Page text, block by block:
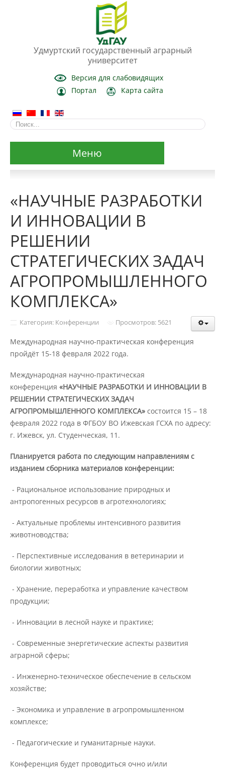
Удмуртский государственный аграрный
университет
Версия для слабовидящих
Портал
Карта сайта
Меню
Основные сведения
Структура и органы управления
образовательной организацией
Документы
Образовательные стандарты и
Образование
Руководство
Педагогический состав
Материально-техническое
обеспечение и оснащенность
образовательного процесса
Стипендии и меры поддержки
деятельность
Вакантные места для приёма
образовательной организации
«НАУЧНЫЕ РАЗРАБОТКИ
И ИННОВАЦИИ В
РЕШЕНИИ
СТРАТЕГИЧЕСКИХ ЗАДАЧ
АГРОПРОМЫШЛЕННОГО
КОМПЛЕКСА»
Категория: Конференции Просмотров: 5621
Международная научно-практическая конференция
пройдёт 15-18 февраля 2022 года.
Международная научно-практическая
конференция «НАУЧНЫЕ РАЗРАБОТКИ И ИННОВАЦИИ В
РЕШЕНИИ СТРАТЕГИЧЕСКИХ ЗАДАЧ
АГРОПРОМЫШЛЕННОГО КОМПЛЕКСА» состоится 15 – 18
февраля 2022 года в ФГБОУ ВО Ижевская ГСХА по адресу:
г. Ижевск, ул. Студенческая, 11.
Планируется работа по следующим направлениям с
изданием сборника материалов конференции:
- Рациональное использование природных и
антропогенных ресурсов в агротехнологиях;
- Актуальные проблемы интенсивного развития
животноводства;
- Перспективные исследования в ветеринарии и
биологии животных;
- Хранение, переработка и управление качеством
продукции;
- Инновации в лесной науке и практике;
- Современные энергетические аспекты развития
аграрной сферы;
- Инженерно-техническое обеспечение в сельском
хозяйстве;
- Экономика и управление в агропромышленном
комплексе;
- Педагогические и гуманитарные науки.
Конференция будет проводиться очно и/или